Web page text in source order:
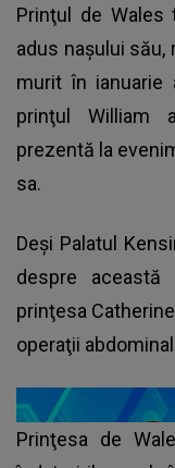
Prinţul de Wales
adus naşului său,
murit în ianuarie
prinţul William
prezentă la
sa.
Deşi Palatul
despre această
prinţesa
operaţii
Prinţesa de